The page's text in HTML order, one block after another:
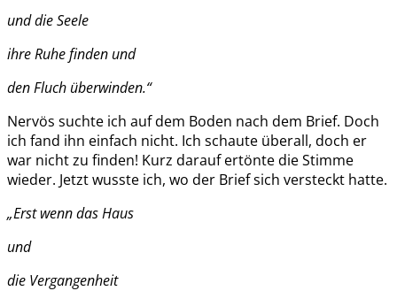
und die Seele
ihre Ruhe finden und
den Fluch überwinden.“
Nervös suchte ich auf dem Boden nach dem Brief. Doch
ich fand ihn einfach nicht. Ich schaute überall, doch er
war nicht zu finden! Kurz darauf ertönte die Stimme
wieder. Jetzt wusste ich, wo der Brief sich versteckt hatte.
„Erst wenn das Haus
und
die Vergangenheit